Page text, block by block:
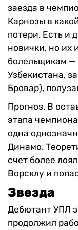
заезда в
Карнозы в
потери. Есть и
новички, но их
болельщикам —
Узбекистана,
Бровар),
Прогноз. В
этапа
одна
Динамо.
счет более
Ворсклу и
Звезда
Дебютант УПЛ
продолжил